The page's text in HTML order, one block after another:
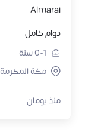
Almarai
دوام كامل
0-1سنة
مكة المكرمة
منذ يومان